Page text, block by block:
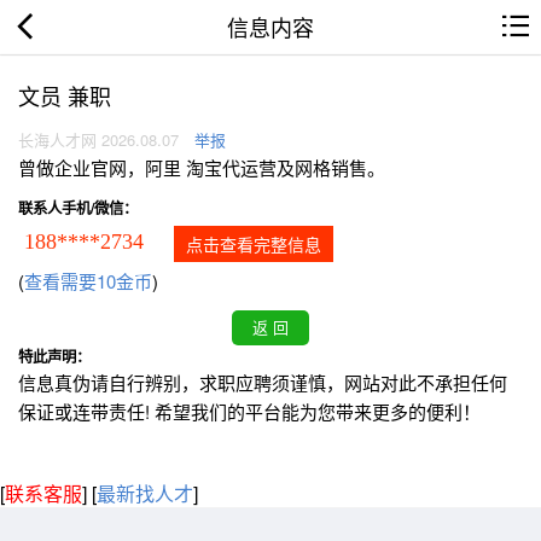
信息内容
文员 兼职
长海人才网 2026.08.07 举报
曾做企业官网，阿里 淘宝代运营及网格销售。
联系人手机/微信：
188****2734 点击查看完整信息
(查看需要10金币)
特此声明：
信息真伪请自行辨别，求职应聘须谨慎，网站对此不承担任何
保证或连带责任! 希望我们的平台能为您带来更多的便利！
[联系客服] [最新找人才]